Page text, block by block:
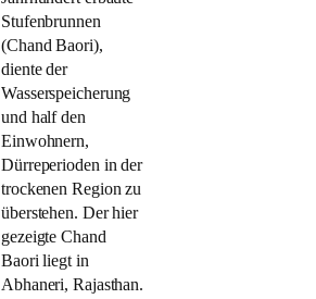
Stufenbrunnen
(Chand Baori),
diente der
Wasserspeicherung
und half den
Einwohnern,
Dürreperioden in der
trockenen Region zu
überstehen. Der hier
gezeigte Chand
Baori liegt in
Abhaneri, Rajasthan.